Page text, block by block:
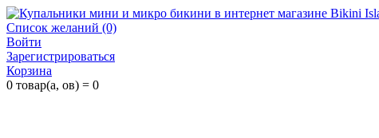
Список желаний (0)
Войти
Зарегистрироваться
Корзина
0 товар(а, ов) = 0